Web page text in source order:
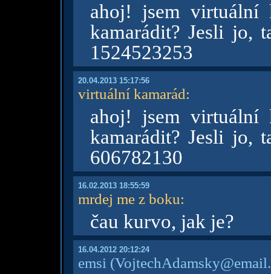
ahoj! jsem virtuální
kamarádit? Jesli jo,
1524523253
20.04.2013 15:17:56
virtuální kamarád:
ahoj! jsem virtuální
kamarádit? Jesli jo,
606782130
16.02.2013 18:55:59
mrdej me z boku:
čau kurvo, jak je?
16.04.2012 20:12:24
emsi